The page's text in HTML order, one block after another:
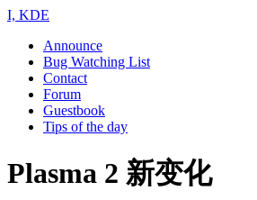
I, KDE
Announce
Bug Watching List
Contact
Forum
Guestbook
Tips of the day
Plasma 2 新变化